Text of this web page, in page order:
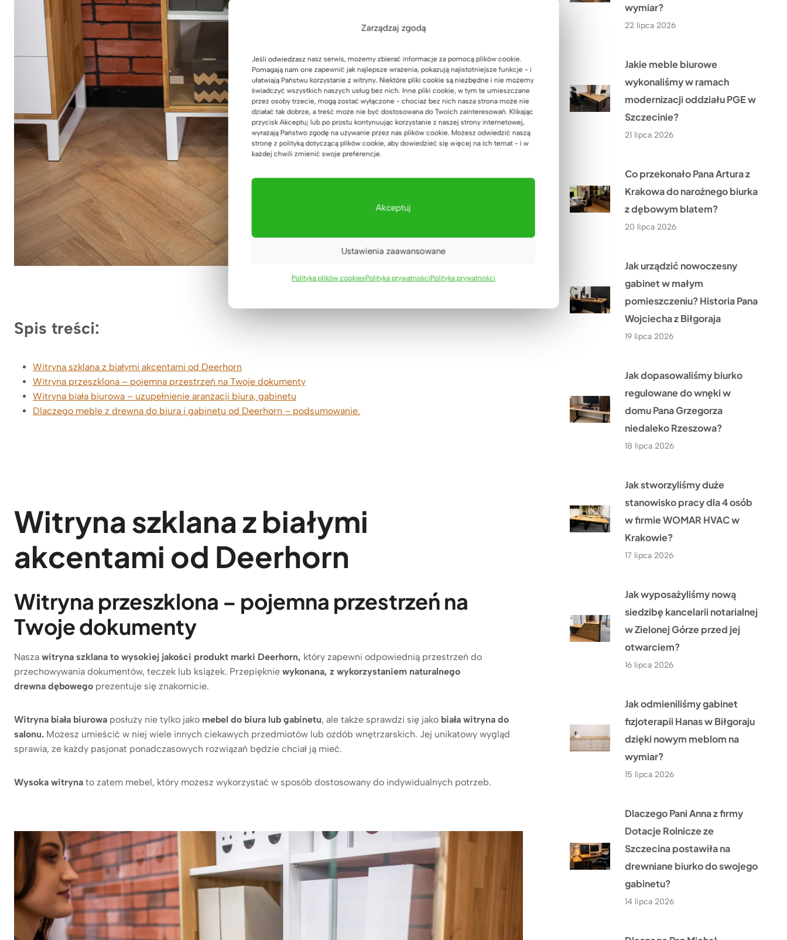
Zarządzaj zgodą
Jeśli odwiedzasz nasz serwis, możemy zbierać informacje za pomocą plików cookie.
Pomagają nam one zapewnić jak najlepsze wrażenia, pokazują najistotniejsze funkcje - i
ułatwiają Państwu korzystanie z witryny. Niektóre pliki cookie są niezbędne i nie możemy
świadczyć wszystkich naszych usług bez nich. Inne pliki cookie, w tym te umieszczane
przez osoby trzecie, mogą zostać wyłączone - chociaż bez nich nasza strona może nie
działać tak dobrze, a treść może nie być dostosowana do Twoich zainteresowań. Klikając
przycisk Akceptuj lub po prostu kontynuując korzystanie z naszej strony internetowej,
wyrażają Państwo zgodę na używanie przez nas plików cookie. Możesz odwiedzić naszą
stronę z polityką dotyczącą plików cookie, aby dowiedzieć się więcej na ich temat - i w
każdej chwili zmienić swoje preferencje.
Akceptuj
Ustawienia zaawansowane
Polityka plików cookiesPolityka prywatnościPolityka prywatności
Spis treści:
Witryna szklana z białymi akcentami od Deerhorn
Witryna przeszklona – pojemna przestrzeń na Twoje dokumenty
Witryna biała biurowa – uzupełnienie aranżacji biura, gabinetu
Dlaczego meble z drewna do biura i gabinetu od Deerhorn – podsumowanie.
Witryna szklana z białymi
akcentami od Deerhorn
Witryna przeszklona – pojemna przestrzeń na
Twoje dokumenty
Nasza witryna szklana to wysokiej jakości produkt marki Deerhorn, który zapewni odpowiednią przestrzeń do
przechowywania dokumentów, teczek lub książek. Przepięknie wykonana, z wykorzystaniem naturalnego
drewna dębowego prezentuje się znakomicie.
Witryna biała biurowa posłuży nie tylko jako mebel do biura lub gabinetu, ale także sprawdzi się jako biała witryna do
salonu. Możesz umieścić w niej wiele innych ciekawych przedmiotów lub ozdób wnętrzarskich. Jej unikatowy wygląd
sprawia, że każdy pasjonat ponadczasowych rozwiązań będzie chciał ją mieć.
Wysoka witryna to zatem mebel, który możesz wykorzystać w sposób dostosowany do indywidualnych potrzeb.
wymiar?
22 lipca 2026
Jakie meble biurowe
wykonaliśmy w ramach
modernizacji oddziału PGE w
Szczecinie?
21 lipca 2026
Co przekonało Pana Artura z
Krakowa do narożnego biurka
z dębowym blatem?
20 lipca 2026
Jak urządzić nowoczesny
gabinet w małym
pomieszczeniu? Historia Pana
Wojciecha z Biłgoraja
19 lipca 2026
Jak dopasowaliśmy biurko
regulowane do wnęki w
domu Pana Grzegorza
niedaleko Rzeszowa?
18 lipca 2026
Jak stworzyliśmy duże
stanowisko pracy dla 4 osób
w firmie WOMAR HVAC w
Krakowie?
17 lipca 2026
Jak wyposażyliśmy nową
siedzibę kancelarii notarialnej
w Zielonej Górze przed jej
otwarciem?
16 lipca 2026
Jak odmieniliśmy gabinet
fizjoterapii Hanas w Biłgoraju
dzięki nowym meblom na
wymiar?
15 lipca 2026
Dlaczego Pani Anna z firmy
Dotacje Rolnicze ze
Szczecina postawiła na
drewniane biurko do swojego
gabinetu?
14 lipca 2026